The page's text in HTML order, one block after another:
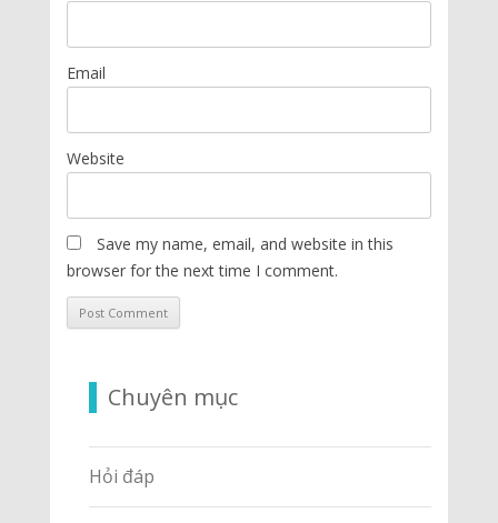
Email
Website
Save my name, email, and website in this
browser for the next time I comment.
Chuyên mục
Hỏi đáp